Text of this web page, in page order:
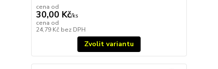
cena od
30,00 Kč/ks
cena od
24,79 Kč bez DPH
Zvolit variantu